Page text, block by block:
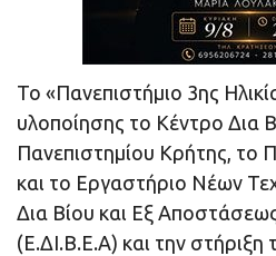
Το «Πανεπιστήμιο 3ης
υλοποίησης το Κέντρο Δια
Πανεπιστημίου Κρήτης, το
και το Εργαστήριο Νέων
Δια Βίου και Εξ
(Ε.ΔΙ.Β.Ε.Α) και την στήριξη